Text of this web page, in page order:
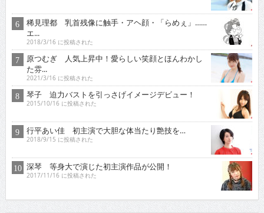
稀見理都 乳首残像に触手・アヘ顔・「らめぇ」……
エ...
2018/3/16 に投稿された
原つむぎ 人気上昇中！愛らしい笑顔とほんわかし
た雰...
2021/3/16 に投稿された
琴子 迫力バストを引っさげイメージデビュー！
2015/10/16 に投稿された
行平あい佳 初主演で大胆な体当たり艶技を…
2018/9/15 に投稿された
深琴 等身大で演じた初主演作品が公開！
2017/11/16 に投稿された